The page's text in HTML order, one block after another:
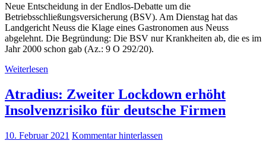
Neue Entscheidung in der Endlos-Debatte um die
Betriebsschließungsversicherung (BSV). Am Dienstag hat das
Landgericht Neuss die Klage eines Gastronomen aus Neuss
abgelehnt. Die Begründung: Die BSV nur Krankheiten ab, die es im
Jahr 2000 schon gab (Az.: 9 O 292/20).
Weiterlesen
Atradius: Zweiter Lockdown erhöht
Insolvenzrisiko für deutsche Firmen
10. Februar 2021 Kommentar hinterlassen